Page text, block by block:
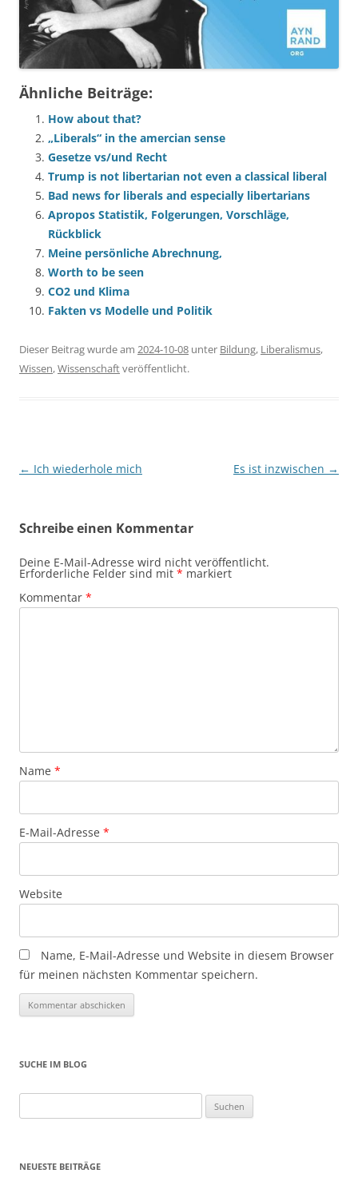
Ähnliche Beiträge:
How about that?
„Liberals“ in the amercian sense
Gesetze vs/und Recht
Trump is not libertarian not even a classical liberal
Bad news for liberals and especially libertarians
Apropos Statistik, Folgerungen, Vorschläge,
Rückblick
Meine persönliche Abrechnung,
Worth to be seen
CO2 und Klima
Fakten vs Modelle und Politik
Dieser Beitrag wurde am 2024-10-08 unter Bildung, Liberalismus,
Wissen,Wissenschaftveröffentlicht.
Beitragsnavigation
← Ich wiederhole mich Es ist inzwischen →
Schreibe einen Kommentar
Deine E-Mail-Adresse wird nicht veröffentlicht.
Erforderliche Felder sind mit * markiert
Kommentar *
Name *
E-Mail-Adresse *
Website
Name, E-Mail-Adresse und Website in diesem Browser
für meinen nächsten Kommentar speichern.
SUCHE IM BLOG
nach:
NEUESTE BEITRÄGE